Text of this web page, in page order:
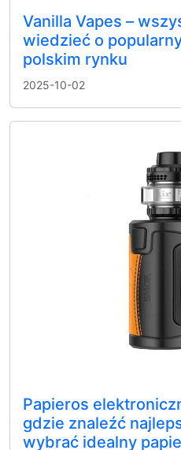
Vanilla Vapes –
wiedzieć o
polskim rynku
2025-10-02
Papieros
gdzie znaleźć
wybrać idealny